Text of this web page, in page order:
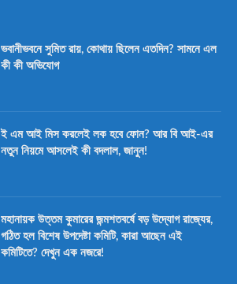
ভবানীভবনে সুমিত রায়, কোথায় ছিলেন এতদিন? সামনে এল
কী কী অভিযোগ
ই এম আই মিস করলেই লক হবে ফোন? আর বি আই-এর
নতুন নিয়মে আসলেই কী বদলাল, জানুন!
মহানায়ক উত্তম কুমারের জন্মশতবর্ষে বড় উদ্যোগ রাজ্যের,
গঠিত হল বিশেষ উপদেষ্টা কমিটি, কারা আছেন এই
কমিটিতে? দেখুন এক নজরে!